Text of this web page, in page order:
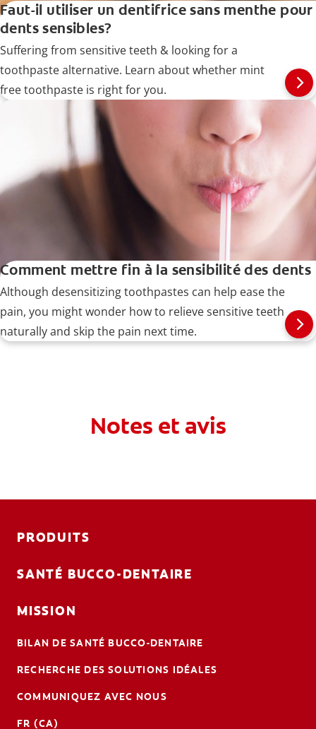
Faut-il utiliser un dentifrice sans menthe pour
dents sensibles?
Suffering from sensitive teeth & looking for a
toothpaste alternative. Learn about whether mint
free toothpaste is right for you.
Comment mettre fin à la sensibilité des dents
Although desensitizing toothpastes can help ease the
pain, you might wonder how to relieve sensitive teeth
naturally and skip the pain next time.
Notes et avis
PRODUITS
SANTÉ BUCCO-DENTAIRE
MISSION
BILAN DE SANTÉ BUCCO-DENTAIRE
RECHERCHE DES SOLUTIONS IDÉALES
COMMUNIQUEZ AVEC NOUS
FR (CA)